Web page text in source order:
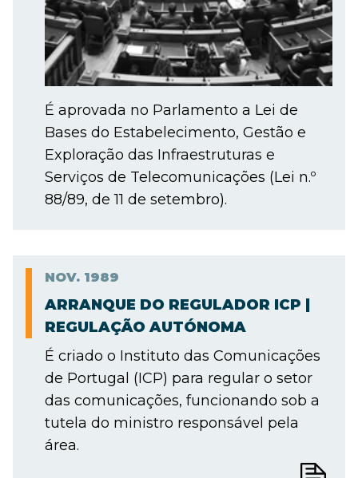
É aprovada no Parlamento a Lei de
Bases do Estabelecimento, Gestão e
Exploração das Infraestruturas e
Serviços de Telecomunicações (Lei n.º
88/89, de 11 de setembro).
NOV. 1989
ARRANQUE DO REGULADOR ICP |
REGULAÇÃO AUTÓNOMA
É criado o Instituto das Comunicações
de Portugal (ICP) para regular o setor
das comunicações, funcionando sob a
tutela do ministro responsável pela
área.